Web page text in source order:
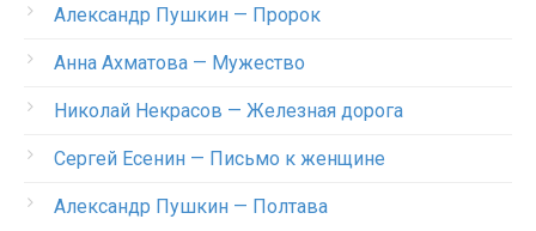
Александр Пушкин — Пророк
Анна Ахматова — Мужество
Николай Некрасов — Железная дорога
Сергей Есенин — Письмо к женщине
Александр Пушкин — Полтава